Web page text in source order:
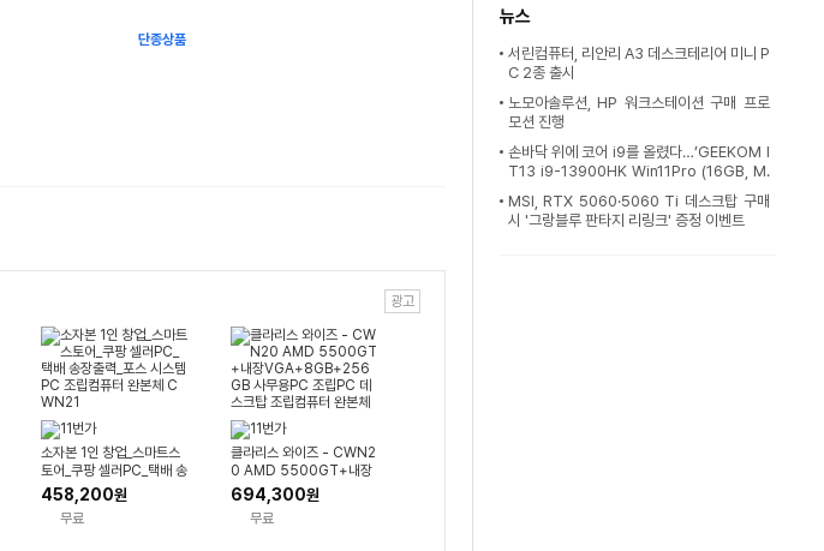
단종상품
광고
소자본 1인 창업_스마트스
토어_쿠팡 셀러PC_택배 송
장출력_포스 시스템PC 조
립컴퓨터 완본체 CWN21
458,200원
무료
클라리스 와이즈 - CWN2
0 AMD 5500GT+내장
VGA+8GB+256GB 사
무용PC 조립PC 데스크탑
조립컴퓨터 완본체
694,300원
무료
뉴스
서린컴퓨터, 리안리 A3 데스크테리어 미니 P
C 2종 출시
노모아솔루션, HP 워크스테이션 구매 프로
모션 진행
손바닥 위에 코어 i9를 올렸다…’GEEKOM I
T13 i9-13900HK Win11Pro (16GB, M.
MSI, RTX 5060·5060 Ti 데스크탑 구매
시 '그랑블루 판타지 리링크' 증정 이벤트